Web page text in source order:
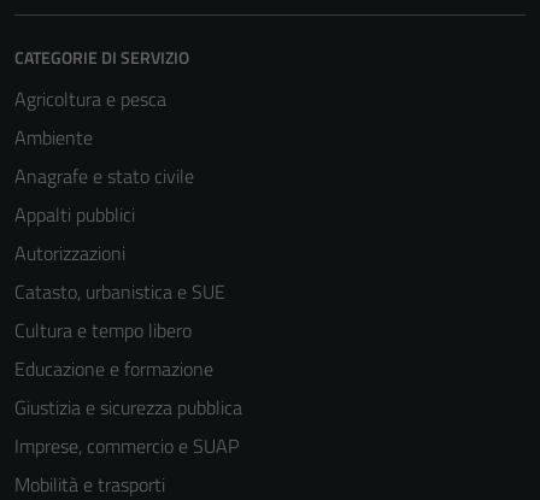
CATEGORIE DI SERVIZIO
Agricoltura e pesca
Ambiente
Anagrafe e stato civile
Appalti pubblici
Autorizzazioni
Catasto, urbanistica e SUE
Cultura e tempo libero
Educazione e formazione
Giustizia e sicurezza pubblica
Imprese, commercio e SUAP
Mobilità e trasporti
del sito e non